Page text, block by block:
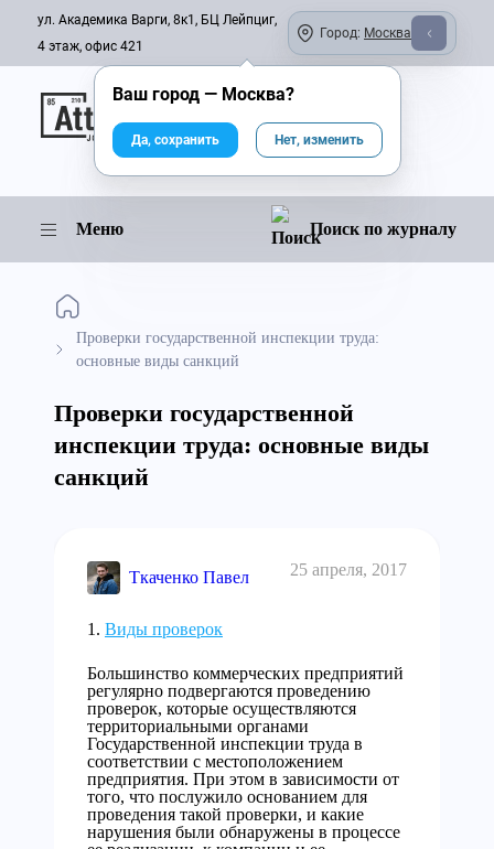
ул. Академика Варги, 8к1, БЦ Лейпциг,
4 этаж, офис 421
Город: Москва
Онлайн-журнал
Меню Поиск по журналу
Проверки государственной инспекции труда:
основные виды санкций
Проверки государственной
инспекции труда: основные виды
санкций
Ткаченко Павел 25 апреля, 2017
Виды проверок
Большинство коммерческих предприятий
регулярно подвергаются проведению
проверок, которые осуществляются
территориальными органами
Государственной инспекции труда в
соответствии с местоположением
предприятия. При этом в зависимости от
того, что послужило основанием для
проведения такой проверки, и какие
нарушения были обнаружены в процессе
Ваш город — Москва?
Да, сохранить Нет, изменить